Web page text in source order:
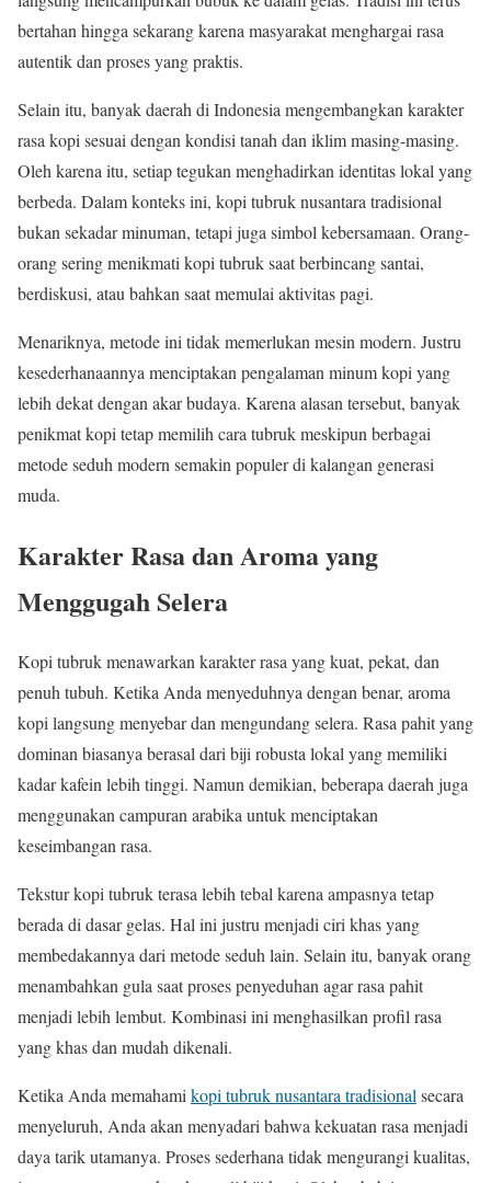
bertahan hingga sekarang karena masyarakat menghargai rasa
autentik dan proses yang praktis.
Selain itu, banyak daerah di Indonesia mengembangkan karakter
rasa kopi sesuai dengan kondisi tanah dan iklim masing-masing.
Oleh karena itu, setiap tegukan menghadirkan identitas lokal yang
berbeda. Dalam konteks ini, kopi tubruk nusantara tradisional
bukan sekadar minuman, tetapi juga simbol kebersamaan. Orang-
orang sering menikmati kopi tubruk saat berbincang santai,
berdiskusi, atau bahkan saat memulai aktivitas pagi.
Menariknya, metode ini tidak memerlukan mesin modern. Justru
kesederhanaannya menciptakan pengalaman minum kopi yang
lebih dekat dengan akar budaya. Karena alasan tersebut, banyak
penikmat kopi tetap memilih cara tubruk meskipun berbagai
metode seduh modern semakin populer di kalangan generasi
muda.
Karakter Rasa dan Aroma yang
Menggugah Selera
Kopi tubruk menawarkan karakter rasa yang kuat, pekat, dan
penuh tubuh. Ketika Anda menyeduhnya dengan benar, aroma
kopi langsung menyebar dan mengundang selera. Rasa pahit yang
dominan biasanya berasal dari biji robusta lokal yang memiliki
kadar kafein lebih tinggi. Namun demikian, beberapa daerah juga
menggunakan campuran arabika untuk menciptakan
keseimbangan rasa.
Tekstur kopi tubruk terasa lebih tebal karena ampasnya tetap
berada di dasar gelas. Hal ini justru menjadi ciri khas yang
membedakannya dari metode seduh lain. Selain itu, banyak orang
menambahkan gula saat proses penyeduhan agar rasa pahit
menjadi lebih lembut. Kombinasi ini menghasilkan profil rasa
yang khas dan mudah dikenali.
Ketika Anda memahami kopi tubruk nusantara tradisional secara
menyeluruh, Anda akan menyadari bahwa kekuatan rasa menjadi
daya tarik utamanya. Proses sederhana tidak mengurangi kualitas,